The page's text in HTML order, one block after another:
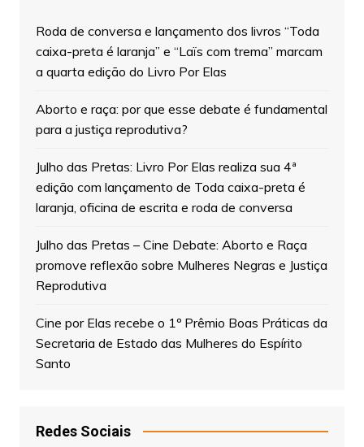
Roda de conversa e lançamento dos livros “Toda
caixa-preta é laranja” e “Laïs com trema” marcam
a quarta edição do Livro Por Elas
Aborto e raça: por que esse debate é fundamental
para a justiça reprodutiva?
Julho das Pretas: Livro Por Elas realiza sua 4ª
edição com lançamento de Toda caixa-preta é
laranja, oficina de escrita e roda de conversa
Julho das Pretas – Cine Debate: Aborto e Raça
promove reflexão sobre Mulheres Negras e Justiça
Reprodutiva
Cine por Elas recebe o 1º Prêmio Boas Práticas da
Secretaria de Estado das Mulheres do Espírito
Santo
Redes Sociais